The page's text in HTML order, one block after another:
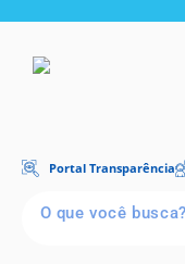
Portal Transparência